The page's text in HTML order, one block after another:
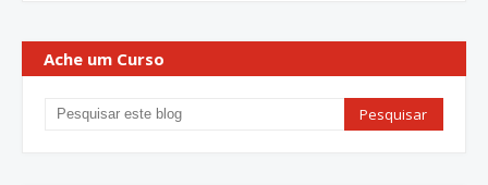
Ache um Curso